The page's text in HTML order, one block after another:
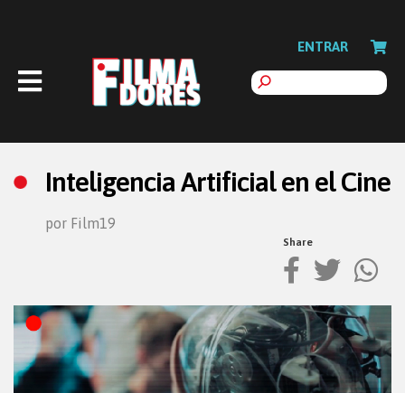
ENTRAR
Inteligencia Artificial en el Cine
por Film19
Share